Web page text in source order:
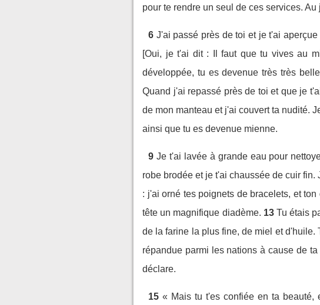
pour te rendre un seul de ces services.
6 J'ai passé près de toi et je t'ai
[Oui, je t'ai dit : Il faut que tu vives au
développée, tu es devenue très très
Quand j'ai repassé près de toi et que je
de mon manteau et j'ai couvert ta nudité.
ainsi que tu es devenue mienne.
9 Je t'ai lavée à grande eau pour
robe brodée et je t'ai chaussée de cuir
: j'ai orné tes poignets de bracelets, et ton
tête un magnifique diadème. 13 Tu étais
de la farine la plus fine, de miel et d'huile.
répandue parmi les nations à cause de
déclare.
15 « Mais tu t'es confiée en ta beauté,